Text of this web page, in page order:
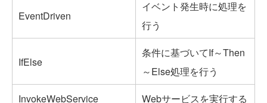
EventDriven
イベント発生時に処理を
行う
IfElse
条件に基づいてIf～Then
～Else処理を行う
InvokeWebService
Webサービスを実行する